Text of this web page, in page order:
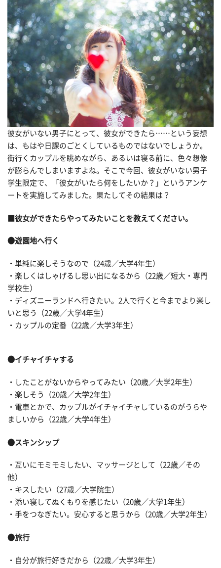
彼女がいない男子にとって、彼女ができたら……という妄想
は、もはや日課のごとくしているものではないでしょうか。
街行くカップルを眺めながら、あるいは寝る前に、色々想像
が膨らんでしまいますよね。そこで今回、彼女がいない男子
学生限定で、「彼女がいたら何をしたいか？」というアンケ
ートを実施してみました。果たしてその結果は？
■彼女ができたらやってみたいことを教えてください。
●遊園地へ行く
・単純に楽しそうなので（24歳／大学4年生）
・楽しくはしゃげるし思い出になるから（22歳／短大・専門
学校生）
・ディズニーランドへ行きたい。2人で行くと今までより楽し
いと思う（22歳／大学4年生）
・カップルの定番（22歳／大学3年生）
●イチャイチャする
・したことがないからやってみたい（20歳／大学2年生）
・楽しそう（20歳／大学2年生）
・電車とかで、カップルがイチャイチャしているのがうらや
ましいから（22歳／大学4年生）
●スキンシップ
・互いにモミモミしたい、マッサージとして（22歳／その
他）
・キスしたい（27歳／大学院生）
・添い寝してぬくもりを感じたい（20歳／大学1年生）
・手をつなぎたい。安心すると思うから（20歳／大学2年生）
●旅行
・自分が旅行好きだから（22歳／大学3年生）